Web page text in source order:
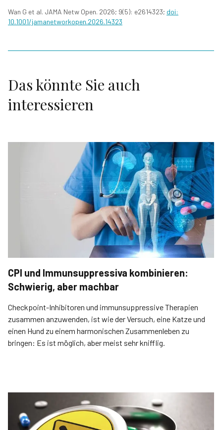
Wan G et al. JAMA Netw Open. 2026; 9(5): e2614323; doi:
10.1001/jamanetworkopen.2026.14323
Das könnte Sie auch
interessieren
CPI und Immunsuppressiva kombinieren:
Schwierig, aber machbar
Checkpoint-Inhibitoren und immunsuppressive Therapien
zusammen anzuwenden, ist wie der Versuch, eine Katze und
einen Hund zu einem harmonischen Zusammenleben zu
bringen: Es ist möglich, aber meist sehr knifflig.